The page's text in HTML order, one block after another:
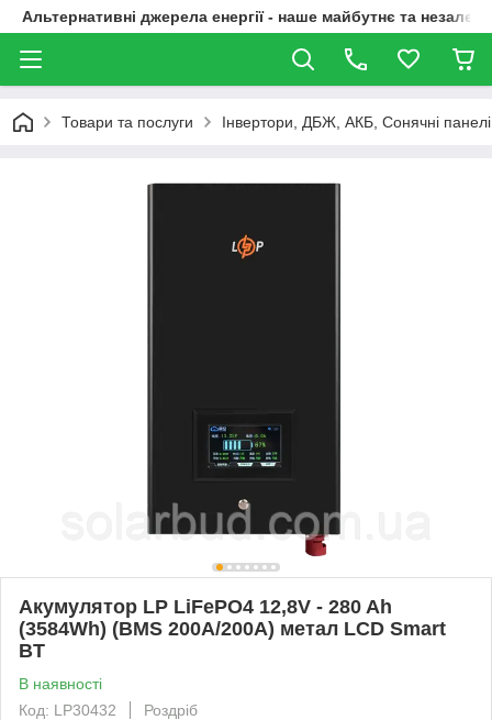
Альтернативні джерела енергії - наше майбутнє та
Товари та послуги Інвертори, ДБЖ, АКБ, Сонячні
Акумулятор LP LiFePO4 12,8V - 280 Ah
(3584Wh) (BMS 200A/200А) метал LCD Smart
BT
В наявності
Код: LP30432
Роздріб